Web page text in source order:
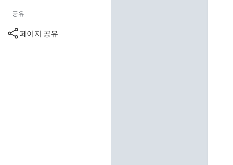
공유
페이지 공유